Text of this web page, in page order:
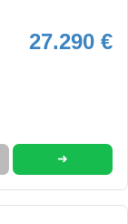
27.290 €
➜